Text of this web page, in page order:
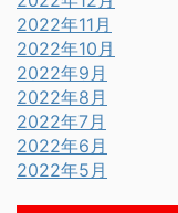
2022年11月
2022年10月
2022年9月
2022年8月
2022年7月
2022年6月
2022年5月